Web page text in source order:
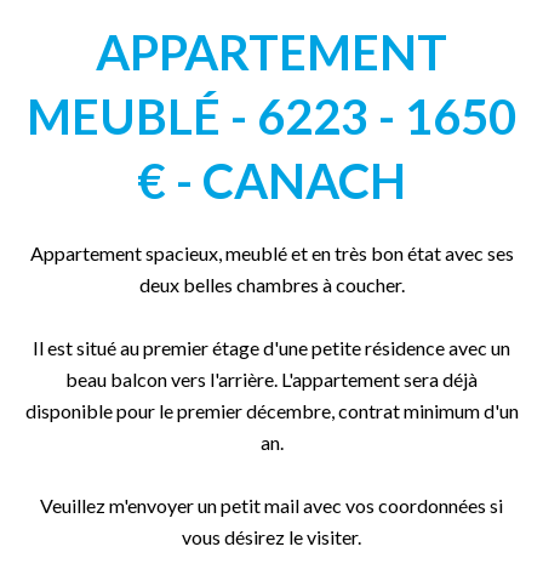
APPARTEMENT
MEUBLÉ - 6223 - 1650
€ - CANACH
Appartement spacieux, meublé et en très bon état avec ses
deux belles chambres à coucher.
Il est situé au premier étage d'une petite résidence avec un
beau balcon vers l'arrière. L'appartement sera déjà
disponible pour le premier décembre, contrat minimum d'un
an.
Veuillez m'envoyer un petit mail avec vos coordonnées si
vous désirez le visiter.